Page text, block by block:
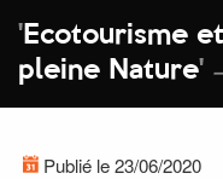
'Ecotourisme
pleine Nature'
Publié le 23/06/2020